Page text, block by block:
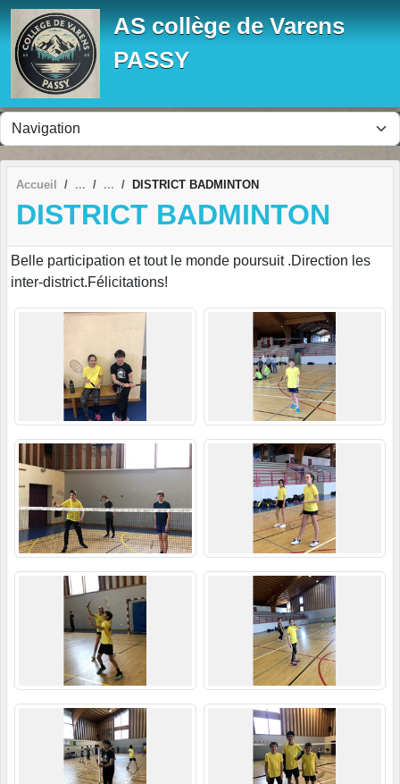
AS collège de Varens
PASSY
Accueil DISTRICT BADMINTON
DISTRICT BADMINTON
Belle participation et tout le monde poursuit .Direction les
inter-district.Félicitations!
Panneau de gestion des cookies